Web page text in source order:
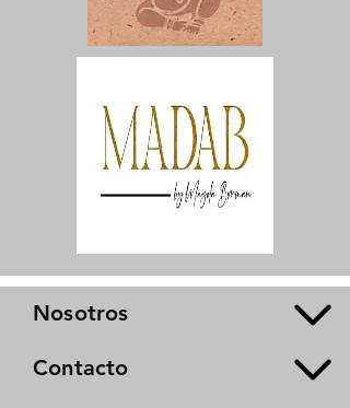
Nosotros
Contacto